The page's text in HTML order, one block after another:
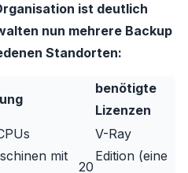
ist deutlich
nun mehrere Backup
Standorten:
benötigte
Lizenzen
mit
20
V-Ray
Edition (eine